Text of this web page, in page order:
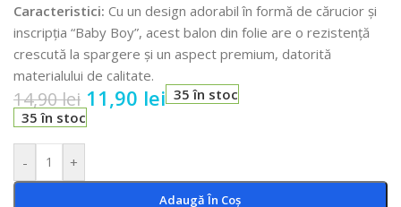
Caracteristici: Cu un design adorabil în formă de cărucior și
inscripția “Baby Boy”, acest balon din folie are o rezistență
crescută la spargere și un aspect premium, datorită
materialului de calitate.
14,90lei 11,90 lei 35 în stoc
35 în stoc
- +
Adaugă În Coș